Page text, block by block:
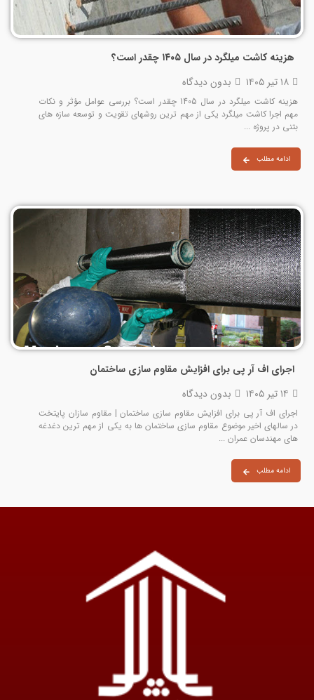
هزینه کاشت میلگرد در سال ۱۴۰۵ چقدر است؟
۱۸ تیر ۱۴۰۵
بدون دیدگاه
هزینه کاشت میلگرد در سال 1405 چقدر است؟ بررسی عوامل مؤثر و نکات
مهم اجرا کاشت میلگرد یکی از مهم‌ ترین روشهای تقویت و توسعه سازه‌ های
بتنی در پروژه‌ ...
ادامه مطلب
اجرای اف آر پی برای افزایش مقاوم سازی ساختمان
۱۴ تیر ۱۴۰۵
بدون دیدگاه
اجرای اف آر پی برای افزایش مقاوم سازی ساختمان | مقاوم سازان پایتخت
در سالهای اخیر موضوع مقاوم‌ سازی ساختمان‌ ها به یکی از مهم‌ ترین دغدغه‌
های مهندسان عمران ...
ادامه مطلب